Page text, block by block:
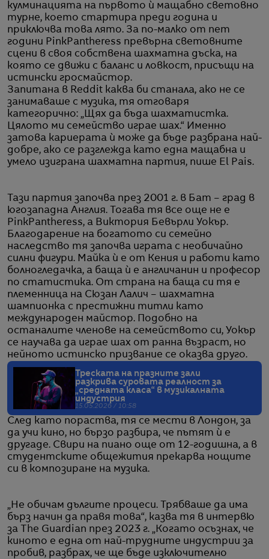
кулминацията на първото ѝ мащабно световно
турне, което стартира преди година и
приключва това лято. За по-малко от пет
години PinkPantheress превърна световните
сцени в своя собствена шахматна дъска, на
която се движи с баланс и ловкост, присъщи на
истински гросмайстор.
Запитана в Reddit каква би станала, ако не се
занимаваше с музика, тя отговаря
категорично: „Щях да бъда шахматистка.
Цялото ми семейство играе шах.“ Именно
затова кариерата ѝ може да бъде разбрана най-
добре, ако се разглежда като една мащабна и
умело изиграна шахматна партия, пише El Pais.
Тази партия започва през 2001 г. в Бат – град в
югозападна Англия. Тогава тя все още не е
PinkPantheress, а Виктория Бевърли Уокър.
Благодарение на богатото си семейно
наследство тя започва играта с необичайно
силни фигури. Майка ѝ е от Кения и работи като
болногледачка, а баща ѝ е англичанин и професор
по статистика. От страна на баща си тя е
племенница на Сюзан Лалич – шахматна
шампионка с престижни титли като
международен майстор. Подобно на
останалите членове на семейството си, Уокър
се научава да играе шах от ранна възраст, но
нейното истинско призвание се оказва друго.
Треската на празните зали
разкрива суровата реалност за
„средната класа“ в музикалната
индустрия
15.05.2026 / 10:58
След като пораства, тя се мести в Лондон, за
да учи кино, но бързо разбира, че пътят ѝ е
другаде. Свири на пиано още от 12-годишна, а в
студентските общежития прекарва нощите
си в композиране на музика.
„Не обичам дългите процеси. Трябваше да има
бърз начин да правя това“, казва тя в интервю
за The Guardian през 2023 г. „Когато осъзнах, че
киното е една от най-трудните индустрии за
пробив, разбрах, че ще бъде изключително